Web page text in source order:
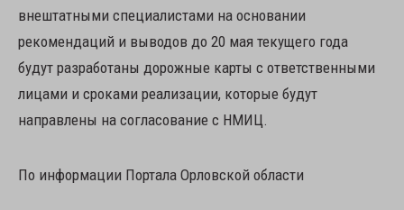
внештатными специалистами на основании
рекомендаций и выводов до 20 мая текущего года
будут разработаны дорожные карты с ответственными
лицами и сроками реализации, которые будут
направлены на согласование с НМИЦ.
По информации Портала Орловской области